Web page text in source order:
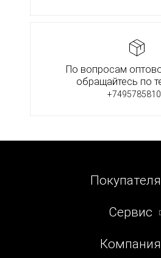
По вопросам
обращайтесь по
Сервис
Компания